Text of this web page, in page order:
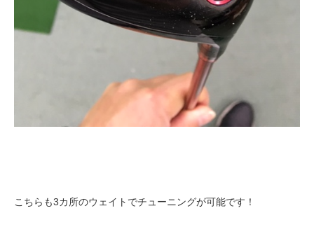
こちらも3カ所のウェイトでチューニングが可能です！